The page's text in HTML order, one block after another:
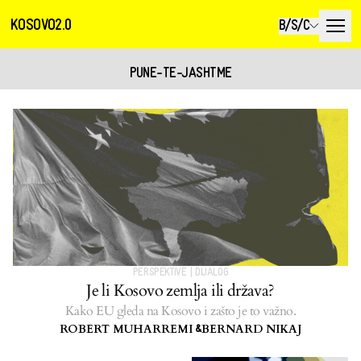
KOSOVO2.0 B/S/C
PUNE-TE-JASHTME
PERSPEKTIVE DIJALOG
Je li Kosovo zemlja ili država?
Kako EU gleda na Kosovo i zašto je to važno.
ROBERT MUHARREMI&BERNARD NIKAJ